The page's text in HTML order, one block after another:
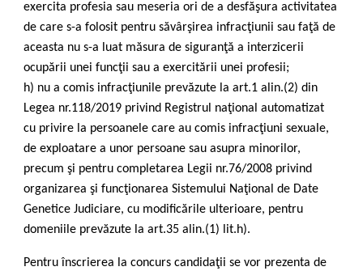
exercita profesia sau meseria ori de a desfăşura activitatea
de care s-a folosit pentru săvârşirea infracţiunii sau faţă de
aceasta nu s-a luat măsura de siguranţă a interzicerii
ocupării unei funcţii sau a exercitării unei profesii;
h) nu a comis infracţiunile prevăzute la art.1 alin.(2) din
Legea nr.118/2019 privind Registrul naţional automatizat
cu privire la persoanele care au comis infracţiuni sexuale,
de exploatare a unor persoane sau asupra minorilor,
precum şi pentru completarea Legii nr.76/2008 privind
organizarea şi funcţionarea Sistemului Naţional de Date
Genetice Judiciare, cu modificările ulterioare, pentru
domeniile prevăzute la art.35 alin.(1) lit.h).
Pentru înscrierea la concurs candidaţii se vor prezenta de